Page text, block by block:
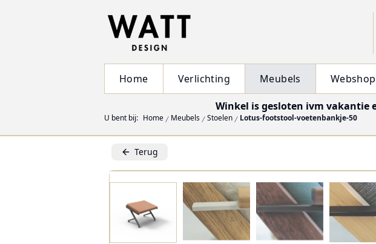
Home Verlichting Meubels Webshop
Winkel is gesloten ivm vakantie
U bent bij: Home Meubels Stoelen Lotus-footstool-voetenbankje-50
Terug